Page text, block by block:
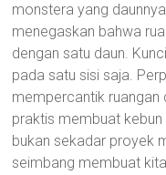
monstera yang
menegaskan bahwa
dengan satu daun.
pada satu sisi saja.
mempercantik ruangan
praktis membuat kebun
bukan sekadar proyek
seimbang membuat